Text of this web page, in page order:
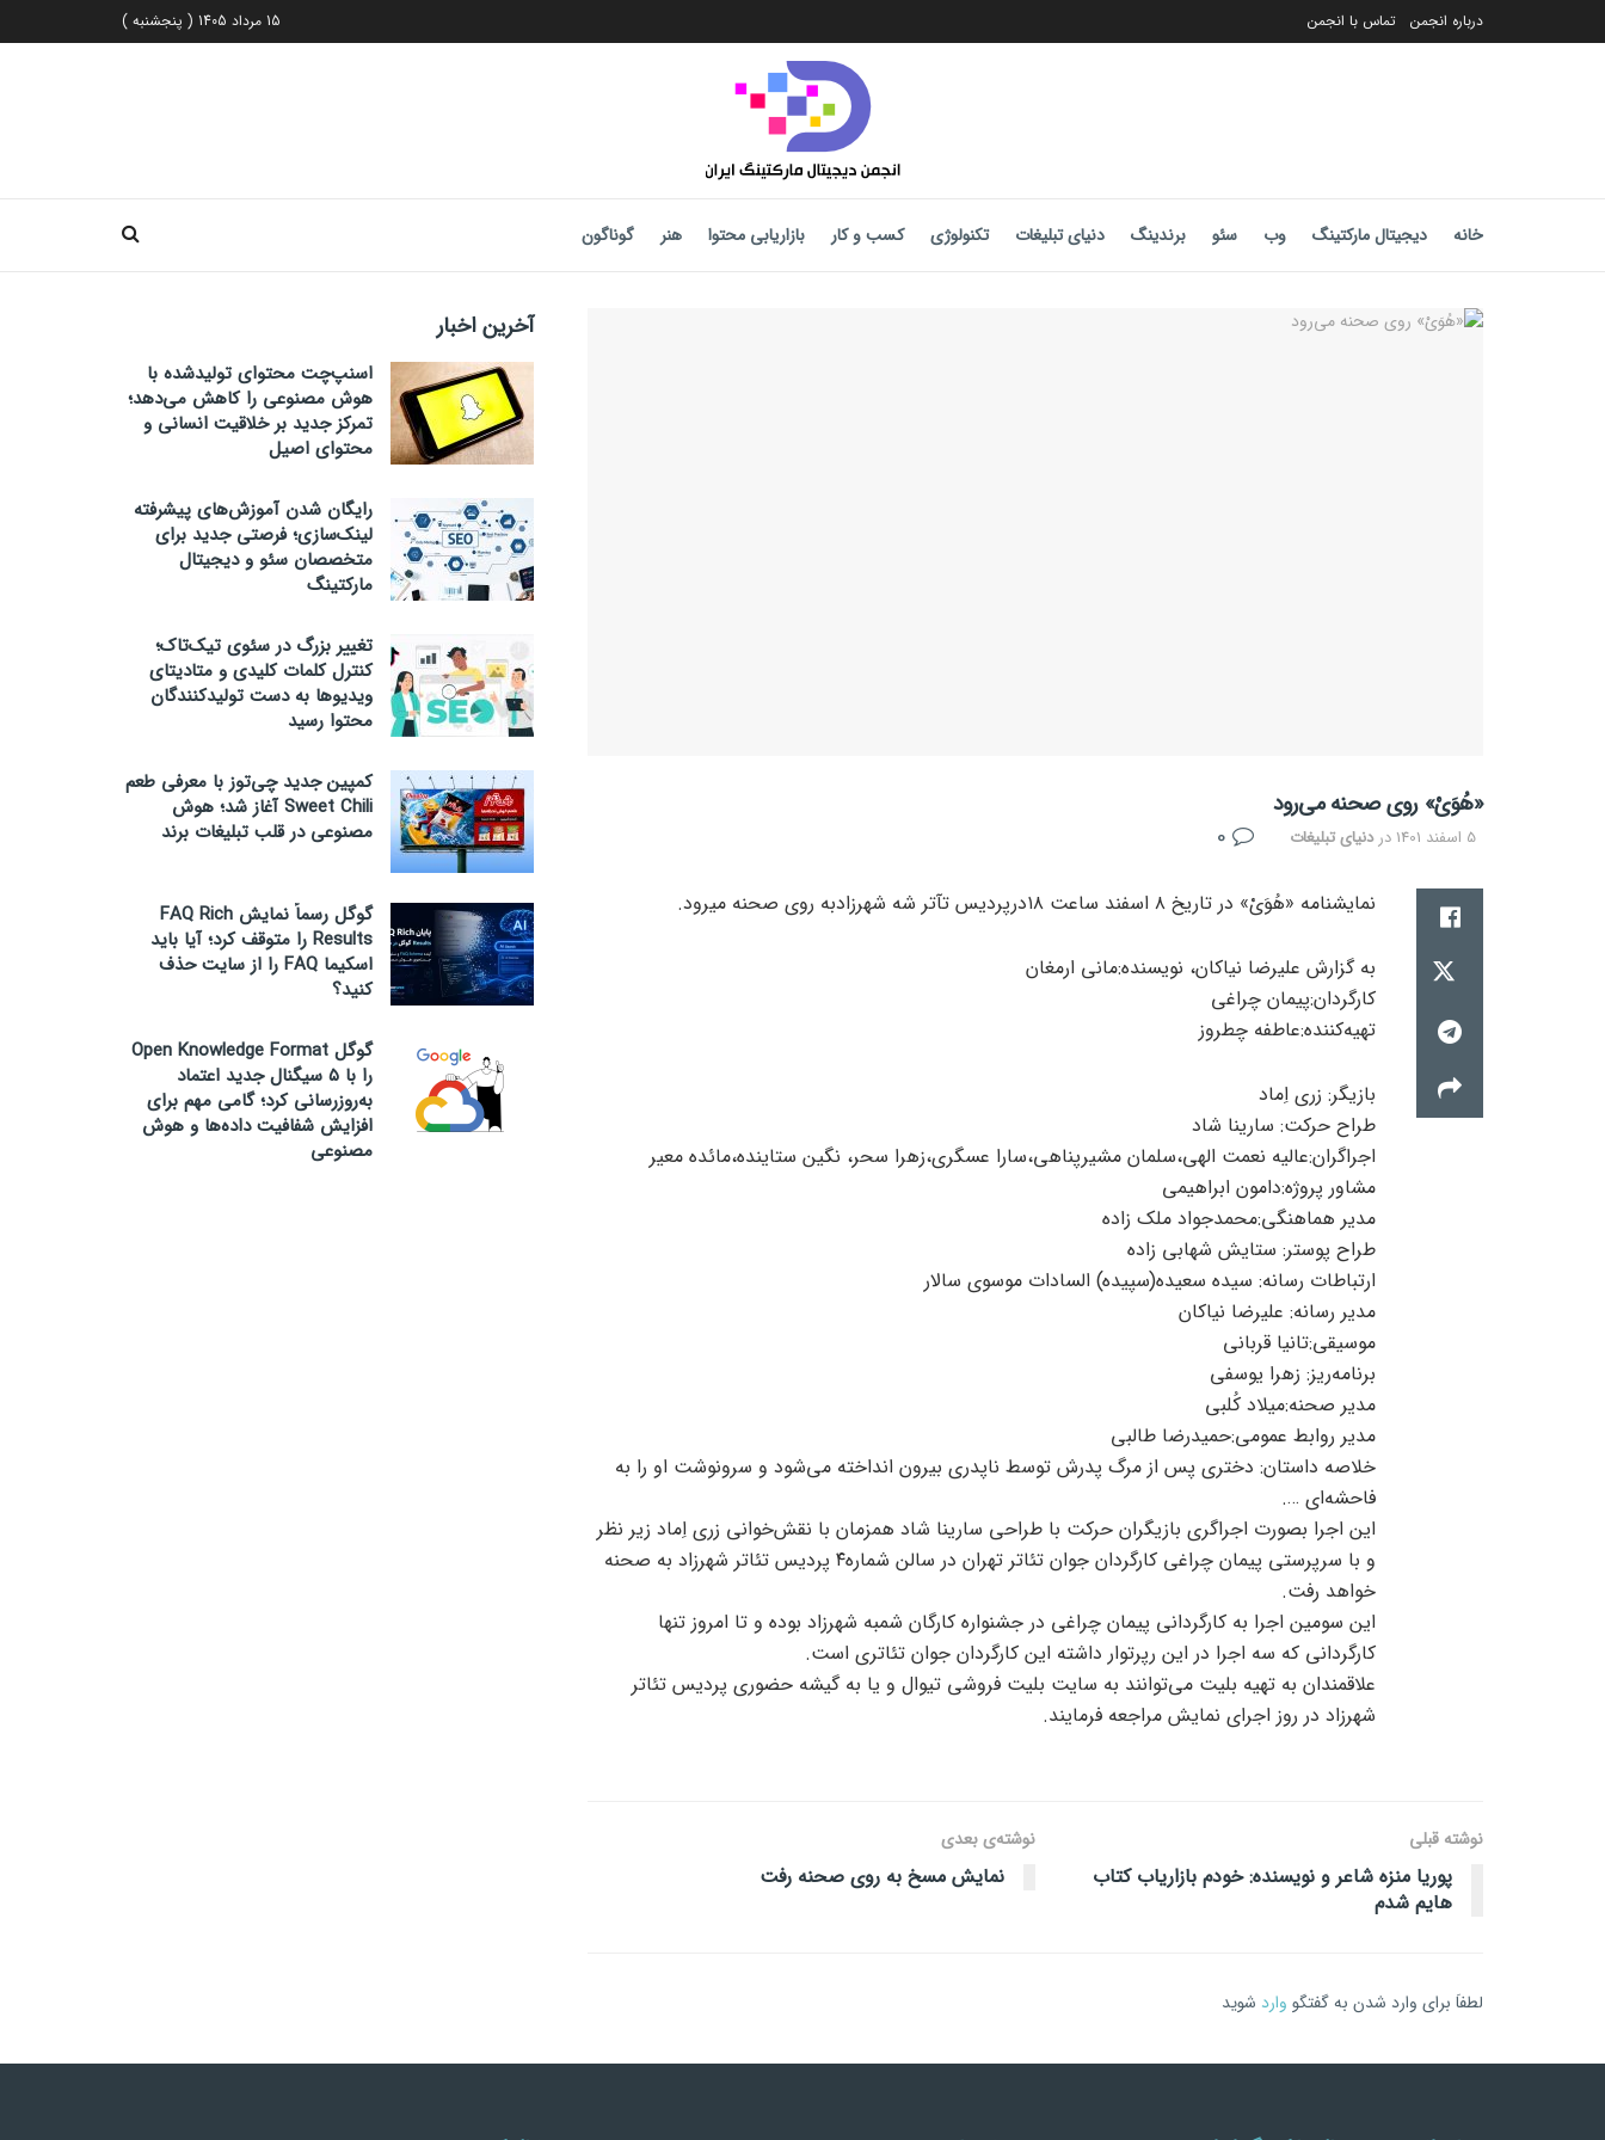
درباره انجمن تماس با انجمن 15 مرداد 1405 ( پنجشنبه )
خانه دیجیتال مارکتینگ وب سئو برندینگ دنیای تبلیغات تکنولوژی کسب و کار بازاریابی محتوا هنر گوناگون
«هُوَیْ» روی صحنه می‌رود
5 اسفند 1401 دردنیای تبلیغات
نمایشنامه‌ «هُوَیْ» در تاریخ ۸ اسفند ساعت ۱۸درپردیس تآتر شه شهرزادبه روی صحنه میرود.
به گزارش علیرضا نیاکان، نویسنده:مانی ارمغان
کارگردان:پیمان چراغی
تهیه‌کننده:عاطفه چطروز
بازیگر: زری اِماد
طراح حرکت: سارینا شاد
اجراگران:عالیه نعمت الهی،سلمان مشیرپناهی،سارا عسگری،زهرا سحر، نگین ستاینده،مائده معیر
مشاور پروژه:دامون ابراهیمی
مدیر هماهنگی:محمدجواد ملک زاده
طراح پوستر: ستایش شهابی زاده
ارتباطات رسانه: سیده سعیده(سپیده) السادات موسوی سالار
مدیر رسانه: علیرضا نیاکان
موسیقی:تانیا قربانی
برنامه‌ریز: زهرا یوسفی
مدیر صحنه:میلاد کُلبی
مدیر روابط عمومی:حمیدرضا طالبی
خلاصه داستان: دختری پس از مرگ پدرش توسط ناپدری بیرون انداخته می‌شود و سرونوشت او را به
فاحشه‌ای ….
این اجرا بصورت اجراگری بازیگران حرکت با طراحی سارینا شاد همزمان با نقش‌خوانی زری اِماد زیر نظر
و با سرپرستی پیمان چراغی کارگردان جوان تئاتر تهران در سالن شماره۴ پردیس تئاتر شهرزاد به صحنه
خواهد رفت.
این سومین اجرا به کارگردانی پیمان چراغی در جشنواره کارگان شمبه شهرزاد بوده و تا امروز تنها
کارگردانی که سه اجرا در این رپرتوار داشته این کارگردان جوان تئاتری است.
علاقمندان به تهیه بلیت می‌توانند به سایت بلیت فروشی تیوال و یا به گیشه حضوری پردیس تئاتر
شهرزاد در روز اجرای نمایش مراجعه فرمایند.
نوشته قبلی
پوریا منزه شاعر و نویسنده: خودم بازاریاب کتاب
هایم شدم
نوشته‌ی بعدی
نمایش مسخ به روی صحنه رفت
لطفاَ برای وارد شدن به گفتگو وارد شوید
آخرین اخبار
اسنپ‌چت محتوای تولیدشده با
هوش مصنوعی را کاهش می‌دهد؛
تمرکز جدید بر خلاقیت انسانی و
محتوای اصیل
رایگان شدن آموزش‌های پیشرفته
لینک‌سازی؛ فرصتی جدید برای
متخصصان سئو و دیجیتال
مارکتینگ
تغییر بزرگ در سئوی تیک‌تاک؛
کنترل کلمات کلیدی و متادیتای
ویدیوها به دست تولیدکنندگان
محتوا رسید
کمپین جدید چی‌توز با معرفی طعم
Sweet Chili آغاز شد؛ هوش
مصنوعی در قلب تبلیغات برند
گوگل رسماً نمایش FAQ Rich
Results را متوقف کرد؛ آیا باید
اسکیما FAQ را از سایت حذف
کنید؟
گوگل Open Knowledge Format
را با ۵ سیگنال جدید اعتماد
به‌روزرسانی کرد؛ گامی مهم برای
افزایش شفافیت داده‌ها و هوش
مصنوعی